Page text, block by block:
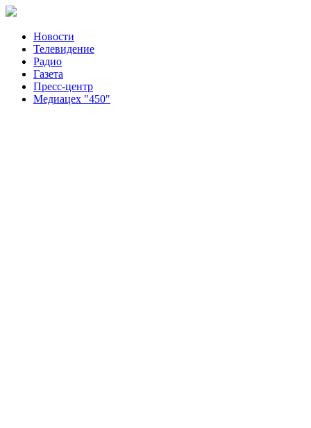
Новости
Телевидение
Радио
Газета
Пресс-центр
Медиацех "450"